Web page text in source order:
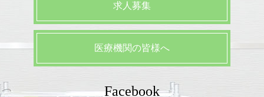
求人募集
医療機関の皆様へ
Facebook